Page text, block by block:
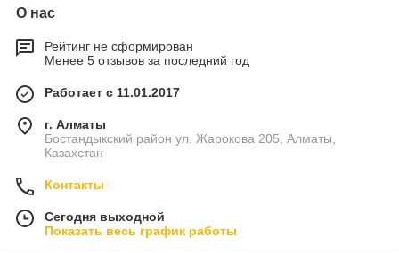
О нас
Рейтинг не сформирован
Менее 5 отзывов за последний год
Работает с 11.01.2017
г. Алматы
Бостандыкский район ул. Жарокова 205, Алматы,
Казахстан
Контакты
Сегодня выходной
Показать весь график работы